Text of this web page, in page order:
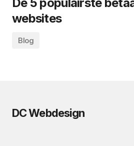
websites
Blog
DC Webdesign